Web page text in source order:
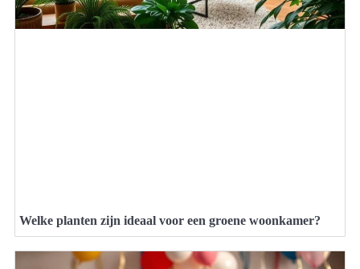
Welke planten zijn ideaal voor een groene woonkamer?